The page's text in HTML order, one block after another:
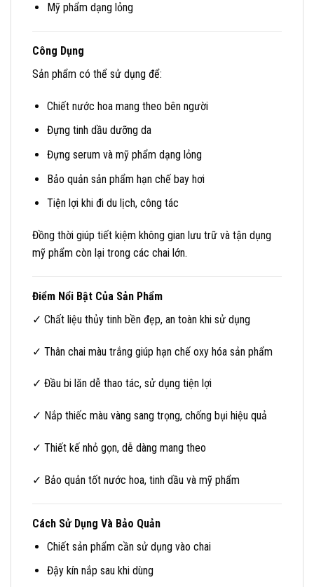
Mỹ phẩm dạng lỏng
Công Dụng
Sản phẩm có thể sử dụng để:
Chiết nước hoa mang theo bên người
Đựng tinh dầu dưỡng da
Đựng serum và mỹ phẩm dạng lỏng
Bảo quản sản phẩm hạn chế bay hơi
Tiện lợi khi đi du lịch, công tác
Đồng thời giúp tiết kiệm không gian lưu trữ và tận dụng
mỹ phẩm còn lại trong các chai lớn.
Điểm Nổi Bật Của Sản Phẩm
✓ Chất liệu thủy tinh bền đẹp, an toàn khi sử dụng
✓ Thân chai màu trắng giúp hạn chế oxy hóa sản phẩm
✓ Đầu bi lăn dễ thao tác, sử dụng tiện lợi
✓ Nắp thiếc màu vàng sang trọng, chống bụi hiệu quả
✓ Thiết kế nhỏ gọn, dễ dàng mang theo
✓ Bảo quản tốt nước hoa, tinh dầu và mỹ phẩm
Cách Sử Dụng Và Bảo Quản
Chiết sản phẩm cần sử dụng vào chai
Đậy kín nắp sau khi dùng